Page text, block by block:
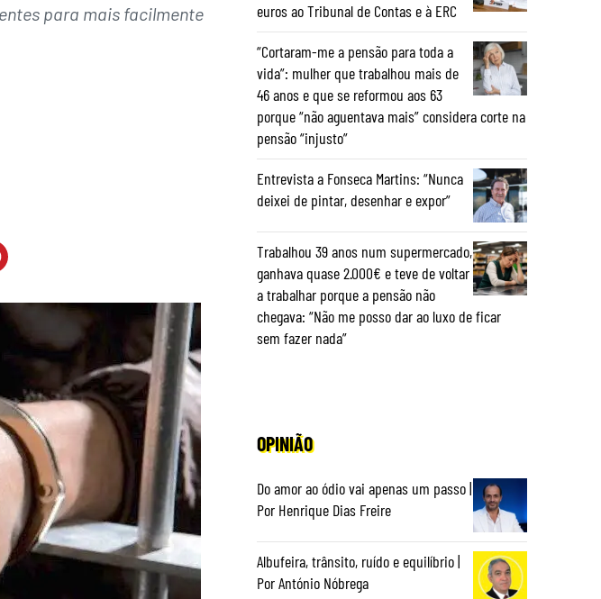
para mais facilmente
euros ao Tribunal de Contas e à ERC
“Cortaram-me a pensão para toda a
vida”: mulher que trabalhou mais de
46 anos e que se reformou aos 63
porque “não aguentava mais” considera corte na
pensão “injusto”
Entrevista a Fonseca Martins: “Nunca
deixei de pintar, desenhar e expor”
Trabalhou 39 anos num supermercado,
ganhava quase 2.000€ e teve de voltar
a trabalhar porque a pensão não
chegava: “Não me posso dar ao luxo de ficar
sem fazer nada”
OPINIÃO
Do amor ao ódio vai apenas um passo |
Por Henrique Dias Freire
Albufeira, trânsito, ruído e equilíbrio |
Por António Nóbrega